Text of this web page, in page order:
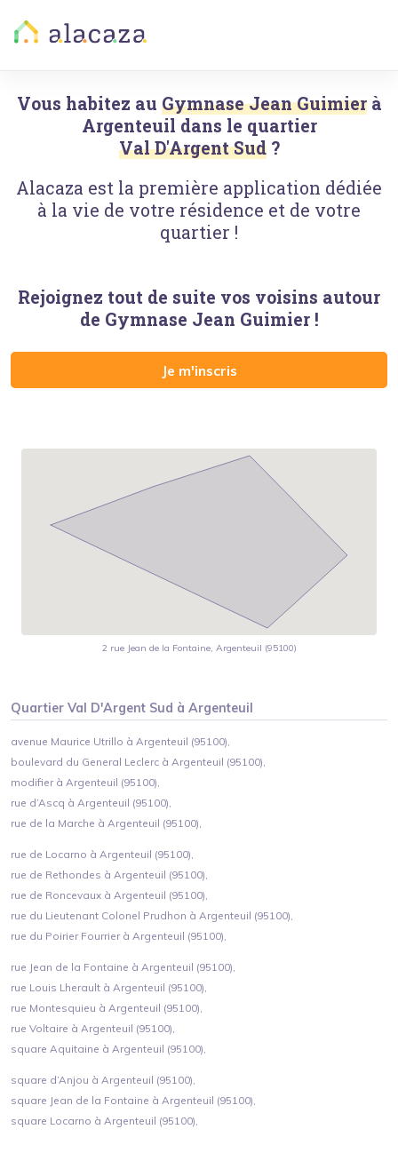
Vous habitez au Gymnase Jean Guimierà
Argenteuil dans le quartier
Val D'Argent Sud ?
Alacaza est la première application dédiée
à la vie de votre résidence et de votre
quartier !
Rejoignez tout de suite vos voisins autour
de Gymnase Jean Guimier !
Je m'inscris
2 rue Jean de la Fontaine, Argenteuil (95100)
QuartierVal D'Argent Sud àArgenteuil
avenue Maurice Utrillo à Argenteuil (95100),
boulevard du General Leclerc à Argenteuil (95100),
modifier à Argenteuil (95100),
rue d’Ascq à Argenteuil (95100),
rue de la Marche à Argenteuil (95100),
rue de Locarno à Argenteuil (95100),
rue de Rethondes à Argenteuil (95100),
rue de Roncevaux à Argenteuil (95100),
rue du Lieutenant Colonel Prudhon à Argenteuil (95100),
rue du Poirier Fourrier à Argenteuil (95100),
rue Jean de la Fontaine à Argenteuil (95100),
rue Louis Lherault à Argenteuil (95100),
rue Montesquieu à Argenteuil (95100),
rue Voltaire à Argenteuil (95100),
square Aquitaine à Argenteuil (95100),
square d’Anjou à Argenteuil (95100),
square Jean de la Fontaine à Argenteuil (95100),
square Locarno à Argenteuil (95100),